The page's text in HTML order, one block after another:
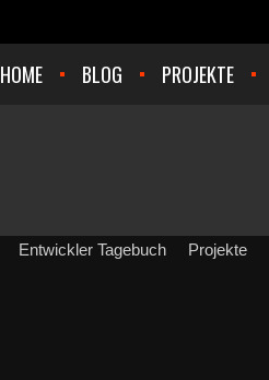
HOME BLOG PROJEKTE
Entwickler Tagebuch Projekte